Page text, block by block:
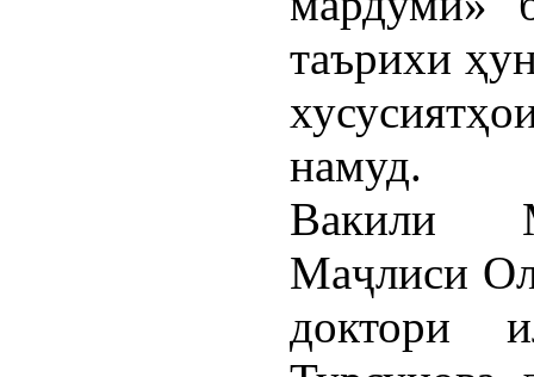
таърихи
намуд.
Вакили
Маҷлиси
доктори